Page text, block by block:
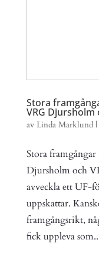
Stora
VRG Djursholm
av Linda Marklund|
Stora
Djursholm och
avveckla ett UF-
uppskattar.
framgångsrikt,
fick uppleva